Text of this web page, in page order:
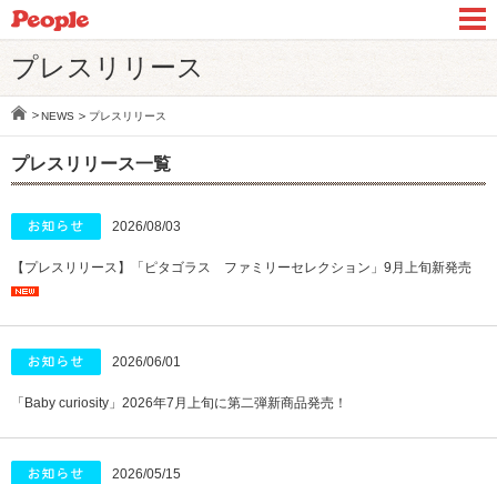
プレスリリース
NEWS プレスリリース
プレスリリース一覧
2026/08/03
【プレスリリース】「ピタゴラス ファミリーセレクション」9月上旬新発売
2026/06/01
「Baby curiosity」2026年7月上旬に第二弾新商品発売！
2026/05/15